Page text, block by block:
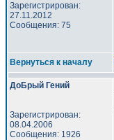
Зарегистрирован:
27.11.2012
Сообщения: 75
Вернуться к началу
ДоБрый Гений
Зарегистрирован:
08.04.2006
Сообщения: 1926